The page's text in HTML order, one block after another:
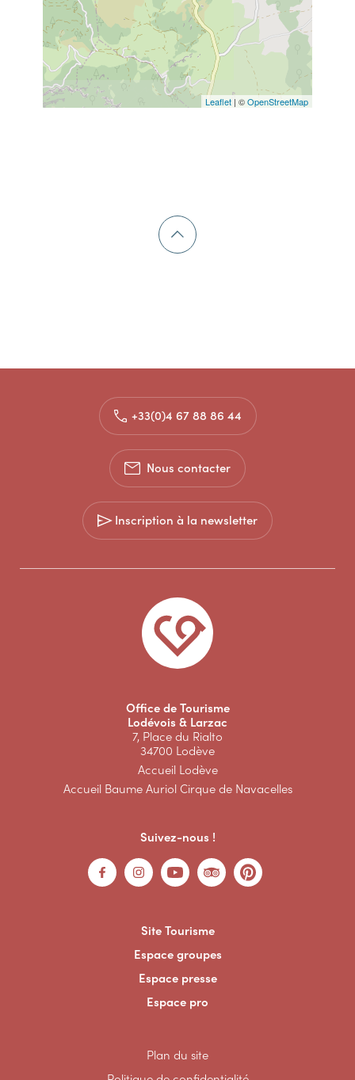
Leaflet | ©OpenStreetMap
+33(0)4 67 88 86 44
Nous contacter
Inscription à la newsletter
Office de Tourisme
Lodévois & Larzac
7, Place du Rialto
34700 Lodève
Accueil Lodève
Accueil Baume Auriol Cirque de Navacelles
Suivez-nous !
Site Tourisme
Espace groupes
Espace presse
Espace pro
Plan du site